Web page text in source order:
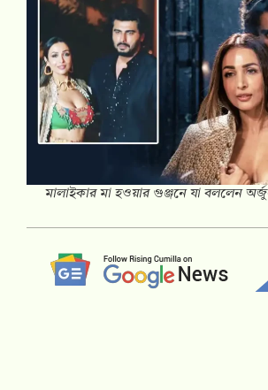
মালাইকার মা হওয়ার গুঞ্জনে যা বললেন